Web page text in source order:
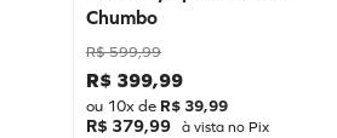
Chumbo
R$ 599,99
R$ 399,99
ou 10x de R$ 39,99
R$ 379,99 à vista no Pix